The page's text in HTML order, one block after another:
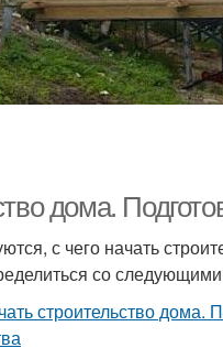
дома.
с чего начать
со